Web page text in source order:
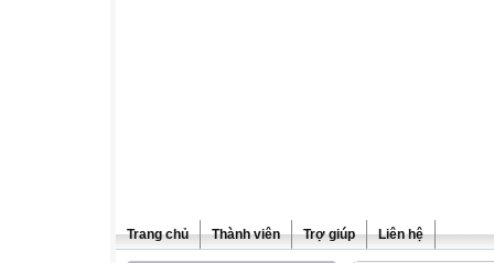
Trang chủ Thành viên Trợ giúp Liên hệ